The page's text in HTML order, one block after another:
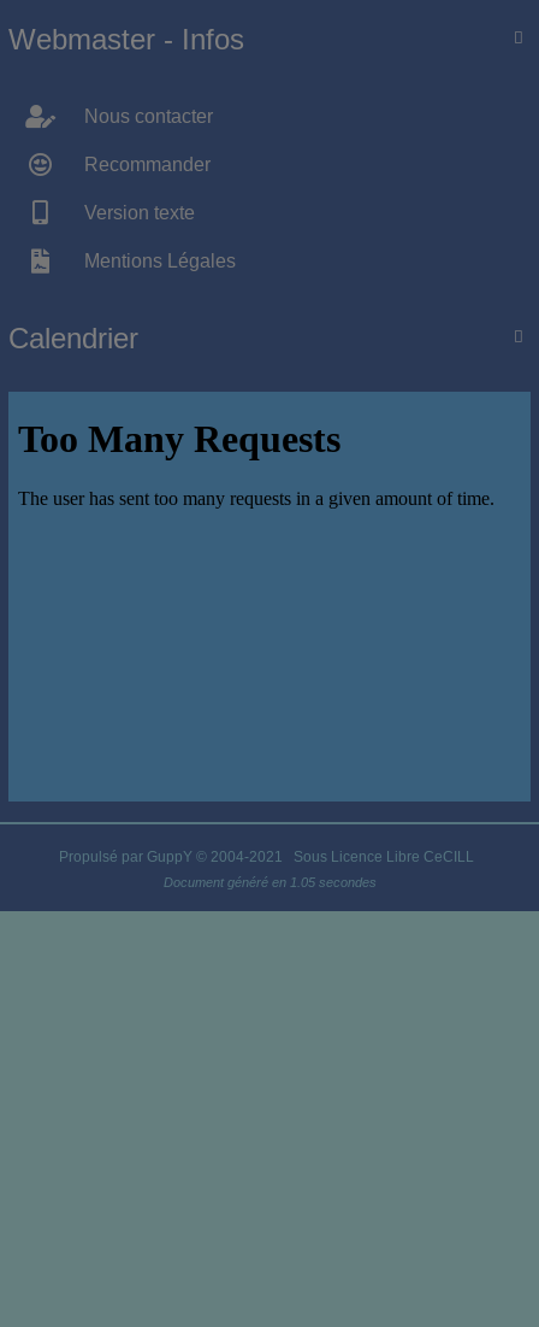

Webmaster - Infos
Nous contacter
Recommander
Version texte
Mentions Légales

Calendrier
Propulsé par GuppY © 2004-2021 Sous Licence Libre CeCILL
Document généré en 1.05 secondes